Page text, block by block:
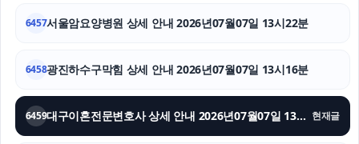
안산이혼전문변호사
6457서울암요양병원 상세 안내 2026년07월07일 13시22분
6458광진하수구막힘 상세 안내 2026년07월07일 13시16분
6459 대구이혼전문변호사 상세 안내 2026년07월07일 13시09분 현재글